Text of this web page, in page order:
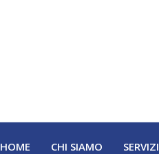
HOME CHI SIAMO SERVIZI